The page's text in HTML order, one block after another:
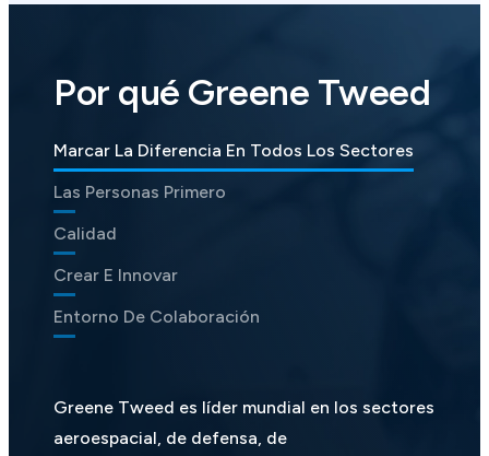
Por qué Greene Tweed
Marcar La Diferencia En Todos Los Sectores
Las Personas Primero
Calidad
Crear E Innovar
Entorno De Colaboración
Greene Tweed es líder mundial en los sectores
aeroespacial, de defensa, de